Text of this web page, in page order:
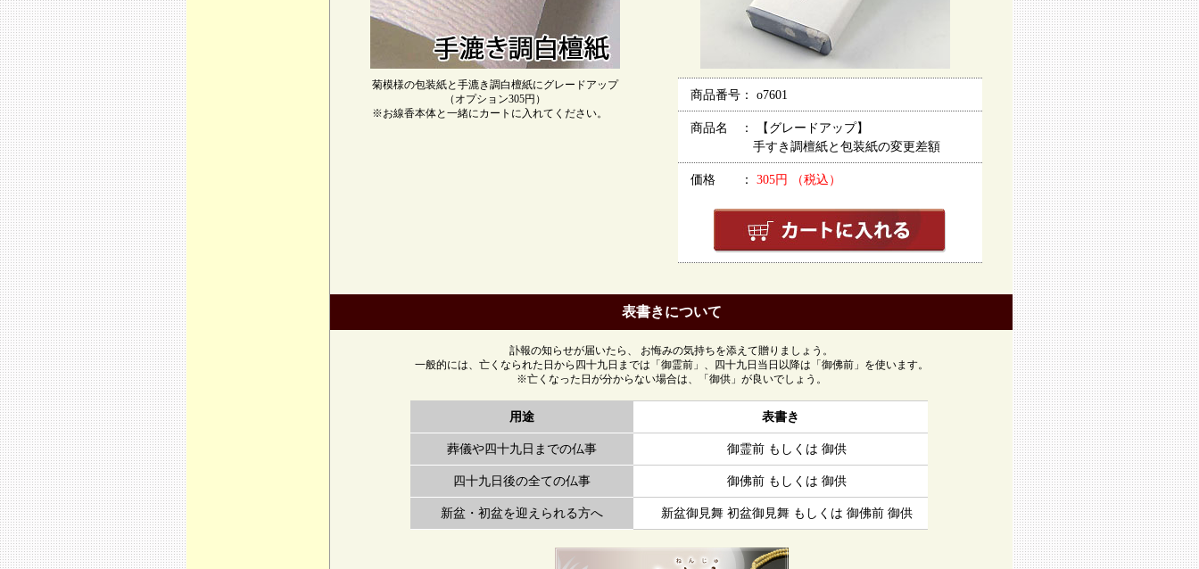
菊模様の包装紙と手漉き調白檀紙にグレードアップ
（オプション305円）
※お線香本体と一緒にカートに入れてください。
商品番号： o7601
商品名 ： 【グレードアップ】
手すき調檀紙と包装紙の変更差額
価格 ： 305円 （税込）
表書きについて
訃報の知らせが届いたら、 お悔みの気持ちを添えて贈りましょう。
一般的には、亡くなられた日から四十九日までは「御霊前」、四十九日当日以降は「御佛前」を使います。
※亡くなった日が分からない場合は、「御供」が良いでしょう。
用途 表書き
葬儀や四十九日までの仏事 御霊前 もしくは 御供
四十九日後の全ての仏事 御佛前 もしくは 御供
新盆・初盆を迎えられる方へ 新盆御見舞 初盆御見舞 もしくは 御佛前 御供